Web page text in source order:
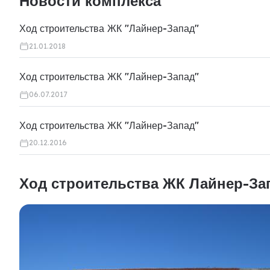
Ход строительства ЖК "Лайнер-Запад"
21.01.2018
Ход строительства ЖК "Лайнер-Запад"
06.07.2017
Ход строительства ЖК "Лайнер-Запад"
20.12.2016
Ход строительства ЖК Лайнер-